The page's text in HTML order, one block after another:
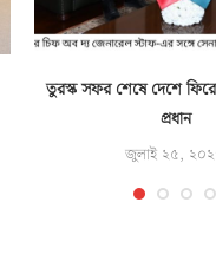
তুরস্ক সফর শেষে দেশে
প্রধান
জুলাই ২৫,